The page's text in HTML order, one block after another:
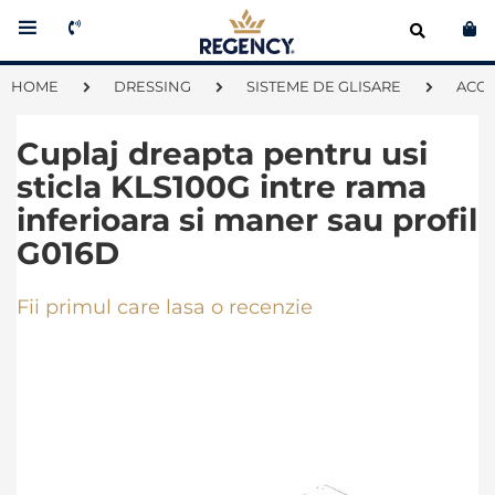
HOME DRESSING SISTEME DE GLISARE
Cuplaj dreapta pentru usi
sticla KLS100G intre rama
inferioara si maner sau profil
G016D
Fii primul care lasa o recenzie